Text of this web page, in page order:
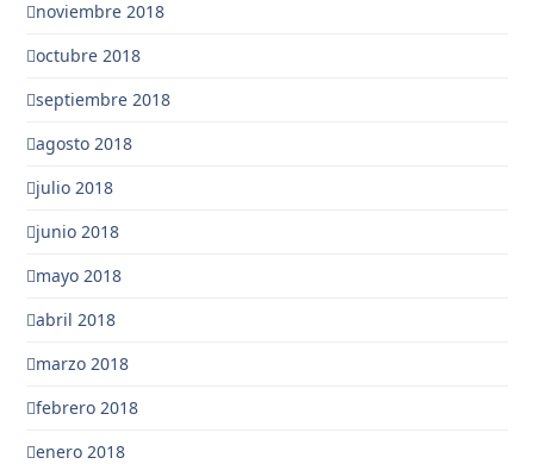
noviembre 2018
octubre 2018
septiembre 2018
agosto 2018
julio 2018
junio 2018
mayo 2018
abril 2018
marzo 2018
febrero 2018
enero 2018